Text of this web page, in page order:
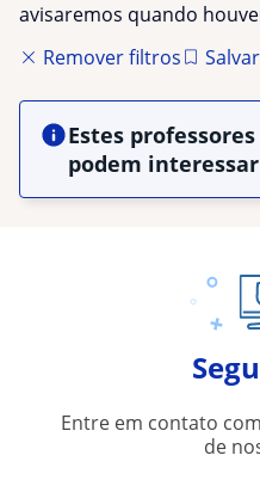
avisaremos quando
Remover filtros
Estes
podem
Entre em contato
de